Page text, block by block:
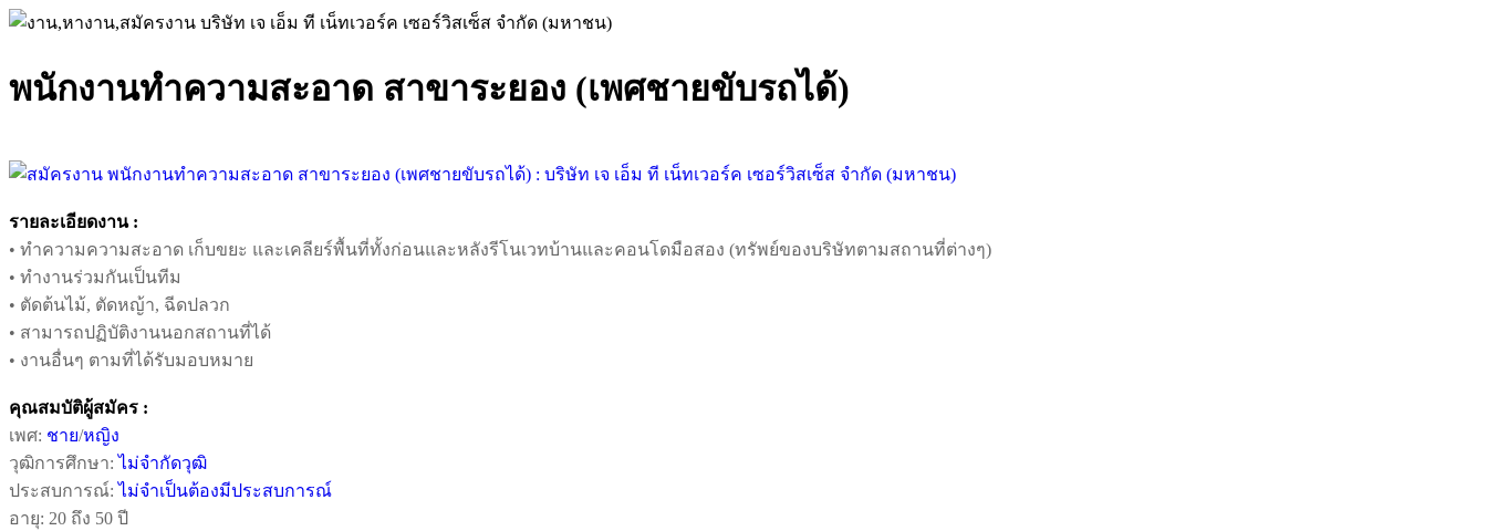
พนักงานทำความสะอาด สาขาระยอง (เพศชายขับรถได้)
รายละเอียดงาน :
• ทำความความสะอาด เก็บขยะ และเคลียร์พื้นที่ทั้งก่อนและหลังรีโนเวทบ้านและคอนโดมือสอง (ทรัพย์ของบริษัทตามสถานที่ต่างๆ)
• ทำงานร่วมกันเป็นทีม
• ตัดต้นไม้, ตัดหญ้า, ฉีดปลวก
• สามารถปฏิบัติงานนอกสถานที่ได้
• งานอื่นๆ ตามที่ได้รับมอบหมาย
คุณสมบัติผู้สมัคร :
เพศ: ชาย/หญิง
วุฒิการศึกษา:ไม่จำกัดวุฒิ
ประสบการณ์:ไม่จำเป็นต้องมีประสบการณ์
อายุ: 20 ถึง 50 ปี